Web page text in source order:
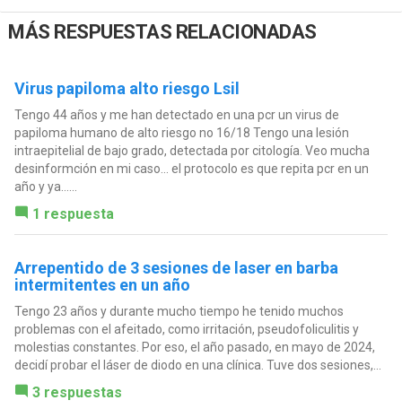
MÁS RESPUESTAS RELACIONADAS
Virus papiloma alto riesgo Lsil
Tengo 44 años y me han detectado en una pcr un virus de
papiloma humano de alto riesgo no 16/18 Tengo una lesión
intraepitelial de bajo grado, detectada por citología. Veo mucha
desinformción en mi caso… el protocolo es que repita pcr en un
año y ya…...
1 respuesta
Arrepentido de 3 sesiones de laser en barba
intermitentes en un año
Tengo 23 años y durante mucho tiempo he tenido muchos
problemas con el afeitado, como irritación, pseudofoliculitis y
molestias constantes. Por eso, el año pasado, en mayo de 2024,
decidí probar el láser de diodo en una clínica. Tuve dos sesiones,...
3 respuestas